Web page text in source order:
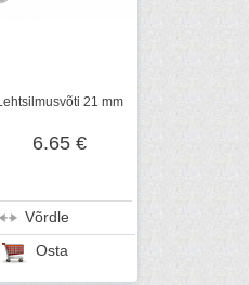
Lehtsilmusvõti 21 mm
6.65 €
Võrdle
Osta